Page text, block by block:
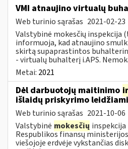
VMI atnaujino virtualų
Web turinio sąrašas 2021-02-23
Valstybinė mokesčių inspekcija
informuoja, kad atnaujino
skirtą supaprastintos
- virtualų buhalterį i.APS.
Metai: 2021
Dėl darbuotojų maitinimo ir
išlaidų priskyrimo
Web turinio sąrašas 2021-10-06
Valstybinė mokesčių
Respublikos finansų
viešojoje erdvėje vykstančias